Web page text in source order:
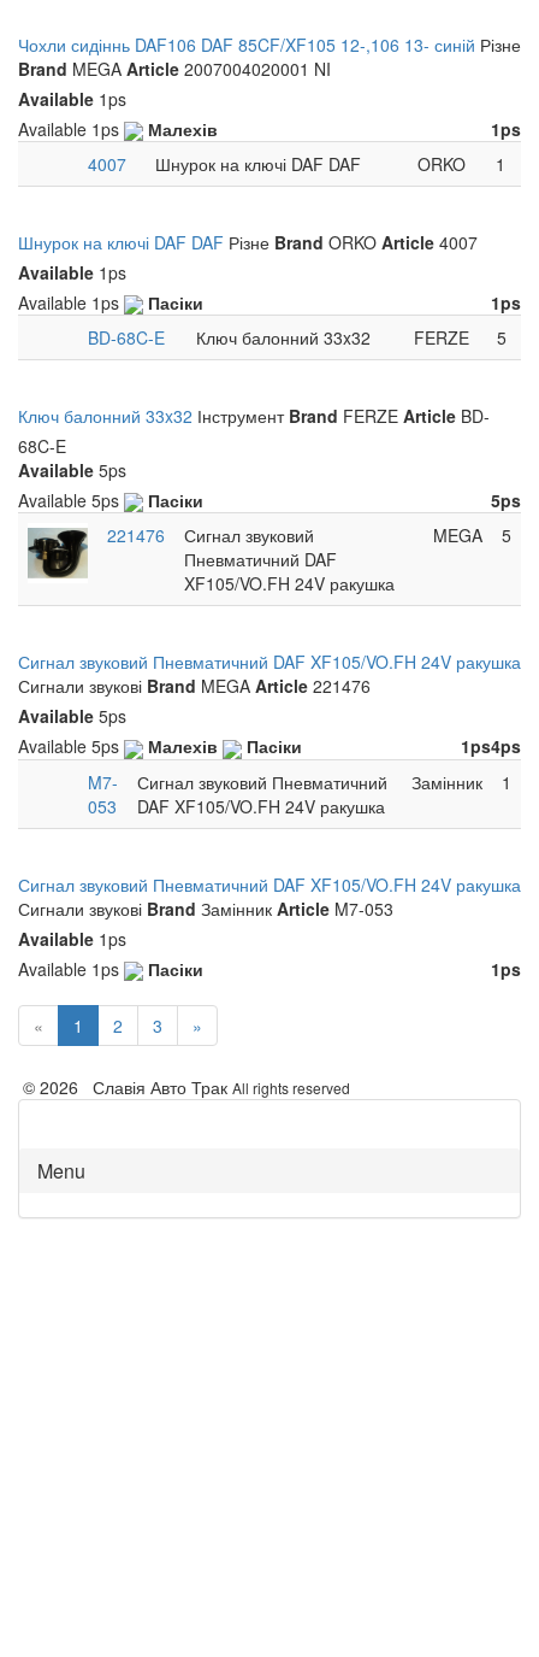
Чохли сидіннь DAF106 DAF 85CF/XF105 12-,106 13- синій Різне
Brand MEGA Article 2007004020001 NI
Available 1ps
Available 1ps Малехів
1ps
4007
Шнурок на ключі DAF DAF ORKO 1
Шнурок на ключі DAF DAF Різне Brand ORKO Article 4007
Available 1ps
Available 1ps Пасіки
1ps
BD-68C-E
Ключ балонний 33x32 FERZE 5
Ключ балонний 33x32 Інструмент Brand FERZE Article BD-
68C-E
Available 5ps
Available 5ps Пасіки
5ps
221476
Сигнал звуковий
Пневматичний DAF
XF105/VO.FH 24V ракушка
MEGA 5
Сигнал звуковий Пневматичний DAF XF105/VO.FH 24V ракушка
Сигнали звукові Brand MEGA Article 221476
Available 5ps
Available 5ps Малехів 4ps
Пасіки
1ps
M7-
053
Сигнал звуковий Пневматичний
DAF XF105/VO.FH 24V ракушка
Замінник 1
Сигнал звуковий Пневматичний DAF XF105/VO.FH 24V ракушка
Сигнали звукові Brand Замінник Article M7-053
Available 1ps
Available 1ps Пасіки 1ps
« 1 2 3 »
© 2026 Славія Авто Трак All rights reserved
Menu